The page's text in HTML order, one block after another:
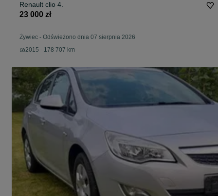
Renault clio 4.
23 000 zł
Żywiec - Odświeżono dnia 07 sierpnia 2026
2015 - 178 707 km